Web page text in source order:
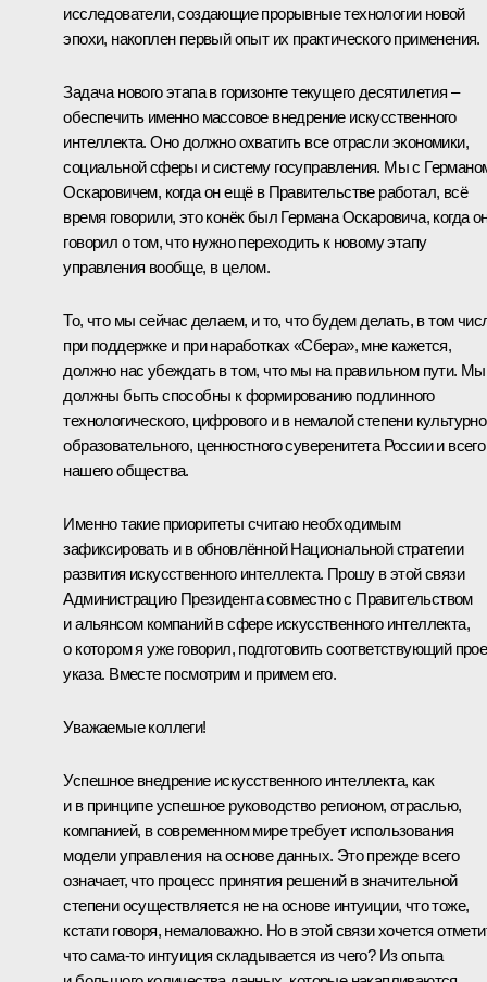
исследователи, создающие прорывные технологии новой
эпохи, накоплен первый опыт их практического применения.
Задача нового этапа в горизонте текущего десятилетия –
обеспечить именно массовое внедрение искусственного
интеллекта. Оно должно охватить все отрасли экономики,
социальной сферы и систему госуправления. Мы с
Оскаровичем, когда он ещё в Правительстве работал, всё
время говорили, это конёк был Германа Оскаровича, когда
говорил о том, что нужно переходить к новому этапу
управления вообще, в целом.
То, что мы сейчас делаем, и то, что будем делать, в том
при поддержке и при наработках «Сбера», мне кажется,
должно нас убеждать в том, что мы на правильном пути. Мы
должны быть способны к формированию подлинного
технологического, цифрового и в немалой степени
образовательного, ценностного суверенитета России и всего
нашего общества.
Именно такие приоритеты считаю необходимым
зафиксировать и в обновлённой Национальной стратегии
развития искусственного интеллекта. Прошу в этой связи
Администрацию Президента совместно с Правительством
и альянсом компаний в сфере искусственного интеллекта,
о котором я уже говорил, подготовить соответствующий
указа. Вместе посмотрим и примем его.
Уважаемые коллеги!
Успешное внедрение искусственного интеллекта, как
и в принципе успешное руководство регионом, отраслью,
компанией, в современном мире требует использования
модели управления на основе данных. Это прежде всего
означает, что процесс принятия решений в значительной
степени осуществляется не на основе интуиции, что тоже,
кстати говоря, немаловажно. Но в этой связи хочется
что сама-то интуиция складывается из чего? Из опыта